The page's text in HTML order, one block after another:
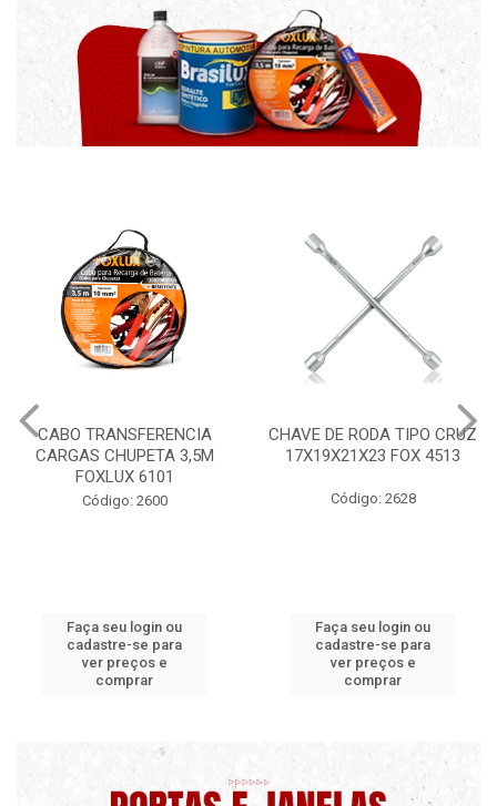
CABO TRANSFERENCIA
CARGAS CHUPETA 3,5M
FOXLUX 6101
Código: 2600
Faça seu login ou
cadastre-se para
ver preços e
comprar
CHAVE DE RODA TIPO CRUZ
17X19X21X23 FOX 4513
Código: 2628
Faça seu login ou
cadastre-se para
ver preços e
comprar